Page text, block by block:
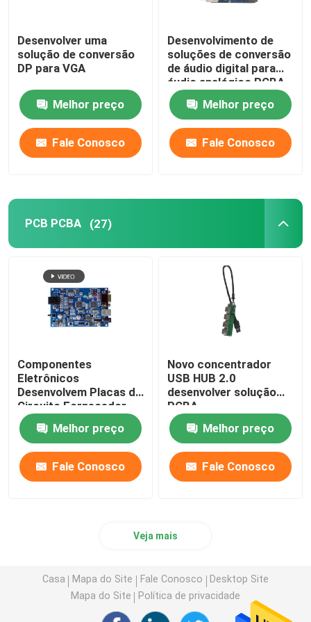
Desenvolver uma
solução de conversão
DP para VGA
Melhor preço
Fale Conosco
Desenvolvimento de
soluções de conversão
de áudio digital para
áudio analógico PCBA
Melhor preço
Fale Conosco
PCB PCBA (27)
Componentes
Eletrônicos
Desenvolvem Placas de
Circuito Fornecedor
PCBA
Melhor preço
Fale Conosco
Novo concentrador
USB HUB 2.0
desenvolver solução
PCBA
Melhor preço
Fale Conosco
Veja mais
Casa Mapa do Site Fale Conosco
Desktop Site
Mapa do Site
Política de privacidade